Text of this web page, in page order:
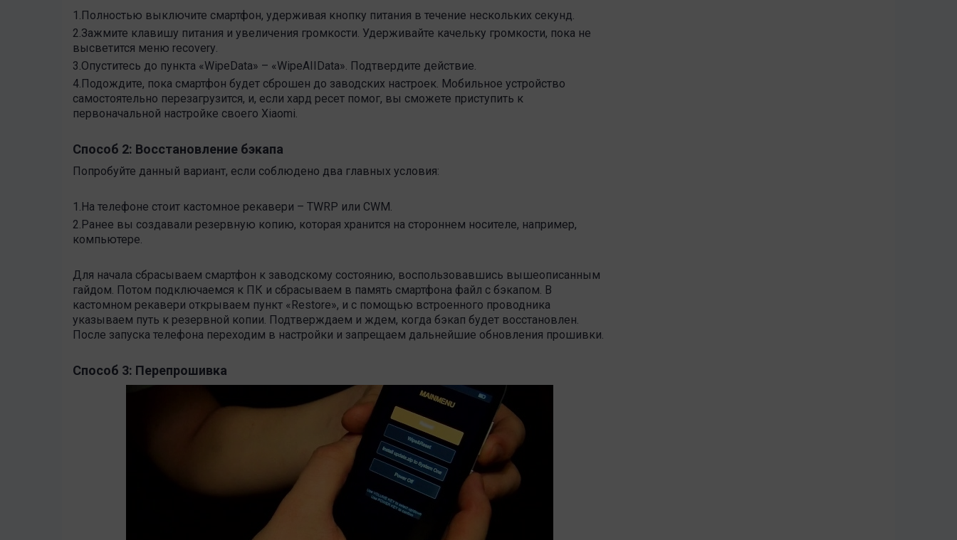
1.Полностью выключите смартфон, удерживая кнопку питания в течение нескольких секунд.
2.Зажмите клавишу питания и увеличения громкости. Удерживайте качельку громкости, пока не
высветится меню recovery
3.Опуститесь до пункта «WipeData» – «WipeAII Data». Подтвердите действие.
4.Подождите, пока смартфон будет сброшен до заводских настроек. Мобильное устройство
самостоятельно перезагрузится, и, если хард ресет помог, вы сможете приступить к
первоначальной настройке своего Xiaomi
Способ 2: Восстановление бэкапа
Попробуйте данный вариант, если соблюдено два главных условия:
1.На телефоне стоит кастомное рекавери – TWRP или CWM
2.Ранее вы создавали резервную копию, которая хранится на стороннем носителе, например,
компьютере.
Для начала сбрасываем смартфон к заводскому состоянию, воспользовавшись вышеописанным
гайдом. Потом подключаемся к ПК и сбрасываем в память смартфона файл с бэкапом. В
кастомном рекавери открываем пункт «Restore», и с помощью встроенного проводника
указываем путь к резервной копии. Подтверждаем и ждем, когда бэкап будет восстановлен.
После запуска телефона переходим в настройки и запрещаем дальнейшие обновления прошивки.
Способ 3: Перепрошивка